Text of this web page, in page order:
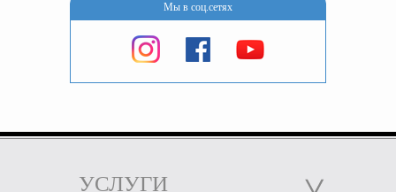
Мы в соц.сетях
УСЛУГИ